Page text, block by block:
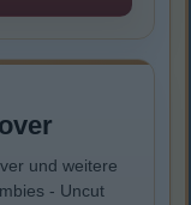
und weitere
- Uncut